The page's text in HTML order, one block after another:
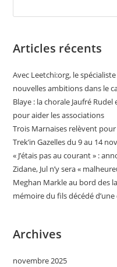
Ou
Articles récents
Avec Leetchi:org, le
nouvelles ambitions dans le
Blaye : la chorale Jaufré
pour aider les associations
Trois Marnaises relèvent
Trek’in Gazelles du 9 au 14
« J’étais pas au courant » :
Zidane, Jul n’y sera «
Meghan Markle au bord des
mémoire du fils décédé d’une
Archives
novembre 2025